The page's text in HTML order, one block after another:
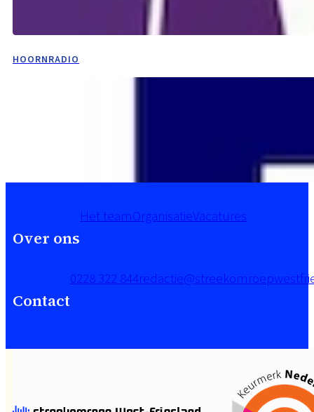
HOORNRADIO
Over ons
Het teamOrganisatieVacatures
Contact
0228 322 844